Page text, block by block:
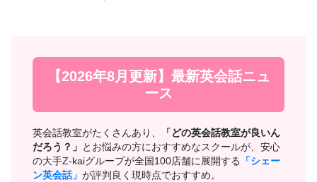
【2026年8月更新】最新英会話ニュ
ース
英会話教室がたくさんあり、
「どの英会話教室が良いん
だろう？」 とお悩みの方におすすめなスクールが、安心
の大手Z-kaiグループが全国100店舗に展開する
「シェー
ン英会話」 が評判良く現時点でおすすめ。